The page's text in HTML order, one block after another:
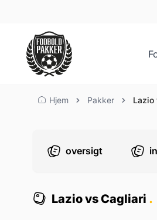
Lazio vs
Hjem Pakker Lazio
oversigt
Lazio vs Cagliari .